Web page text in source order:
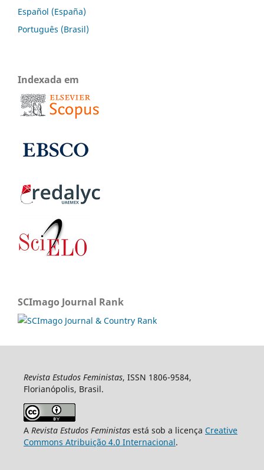
Español (España)
Português (Brasil)
Indexada em
SCImago Journal Rank
Revista Estudos Feministas, ISSN 1806-9584,
Florianópolis, Brasil.
A Revista Estudos Feministasestá sob a licença Creative
Commons Atribuição 4.0 Internacional.